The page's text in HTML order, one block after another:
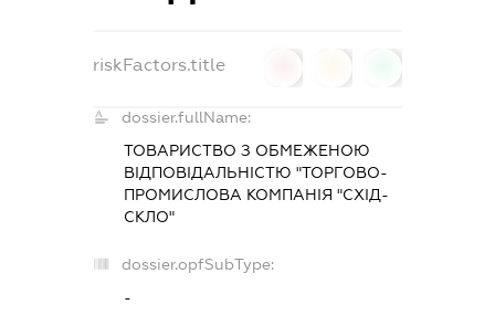
riskFactors.title
dossier.fullName:
ТОВАРИСТВО З ОБМЕЖЕНОЮ
ВІДПОВІДАЛЬНІСТЮ "ТОРГОВО-
ПРОМИСЛОВА КОМПАНІЯ "СХІД-
СКЛО"
dossier.opfSubType:
-